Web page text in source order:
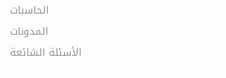
الحاسبات
المدونات
الأسئلة الشائعة